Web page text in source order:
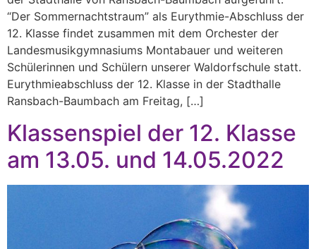
“Der Sommernachtstraum” als Eurythmie-Abschluss der
12. Klasse findet zusammen mit dem Orchester der
Landesmusikgymnasiums Montabauer und weiteren
Schülerinnen und Schülern unserer Waldorfschule statt.
Eurythmieabschluss der 12. Klasse in der Stadthalle
Ransbach-Baumbach am Freitag, […]
Klassenspiel der 12. Klasse
am 13.05. und 14.05.2022